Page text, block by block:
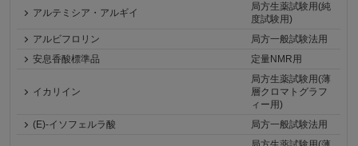
アルテミシア・アルギイ
局方生薬試験用(純
度試験用)
アルビフロリン
局方一般試験法用
安息香酸標準品
定量NMR用
イカリイン
局方生薬試験用(薄
層クロマトグラフ
ィー用)
(E)-イソフェルラ酸
局方一般試験法用